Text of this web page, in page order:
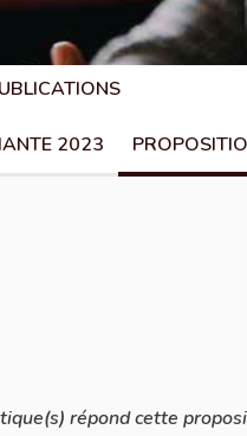
2023
répond cette